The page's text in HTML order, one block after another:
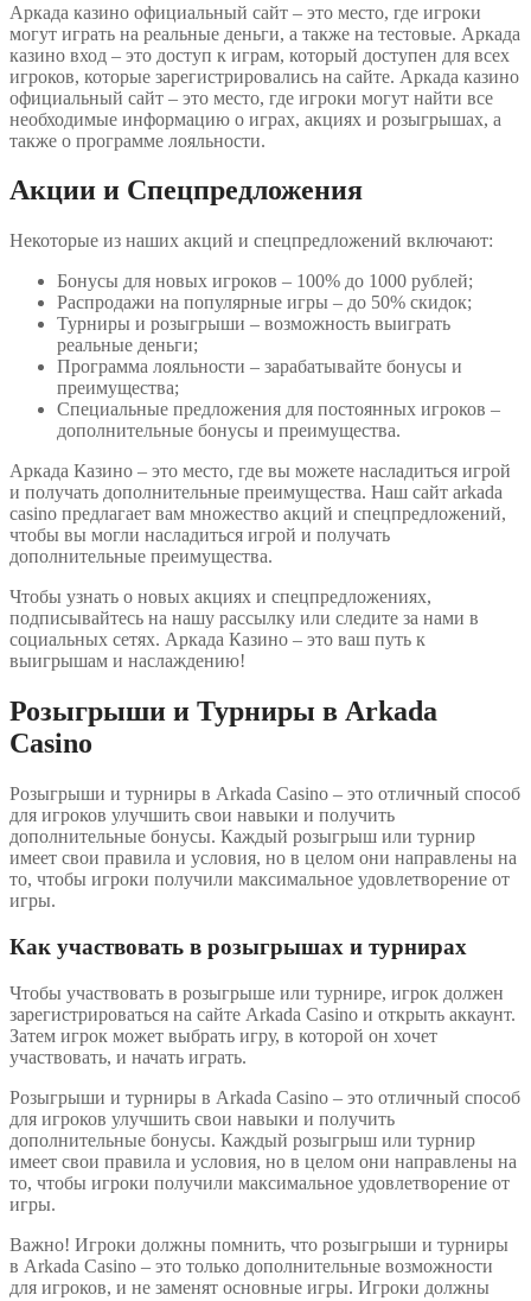
Аркада казино официальный сайт – это место, где игроки
могут играть на реальные деньги, а также на тестовые. Аркада
казино вход – это доступ к играм, который доступен для всех
игроков, которые зарегистрировались на сайте. Аркада казино
официальный сайт – это место, где игроки могут найти все
необходимые информацию о играх, акциях и розыгрышах, а
также о программе лояльности.
Акции и Спецпредложения
Некоторые из наших акций и спецпредложений включают:
Бонусы для новых игроков – 100% до 1000 рублей;
Распродажи на популярные игры – до 50% скидок;
Турниры и розыгрыши – возможность выиграть
реальные деньги;
Программа лояльности – зарабатывайте бонусы и
преимущества;
Специальные предложения для постоянных игроков –
дополнительные бонусы и преимущества.
Аркада Казино – это место, где вы можете насладиться игрой
и получать дополнительные преимущества. Наш сайт arkada
casino предлагает вам множество акций и спецпредложений,
чтобы вы могли насладиться игрой и получать
дополнительные преимущества.
Чтобы узнать о новых акциях и спецпредложениях,
подписывайтесь на нашу рассылку или следите за нами в
социальных сетях. Аркада Казино – это ваш путь к
выигрышам и наслаждению!
Розыгрыши и Турниры в Arkada
Casino
Розыгрыши и турниры в Arkada Casino – это отличный способ
для игроков улучшить свои навыки и получить
дополнительные бонусы. Каждый розыгрыш или турнир
имеет свои правила и условия, но в целом они направлены на
то, чтобы игроки получили максимальное удовлетворение от
игры.
Как участвовать в розыгрышах и турнирах
Чтобы участвовать в розыгрыше или турнире, игрок должен
зарегистрироваться на сайте Arkada Casino и открыть аккаунт.
Затем игрок может выбрать игру, в которой он хочет
участвовать, и начать играть.
Розыгрыши и турниры в Arkada Casino – это отличный способ
для игроков улучшить свои навыки и получить
дополнительные бонусы. Каждый розыгрыш или турнир
имеет свои правила и условия, но в целом они направлены на
то, чтобы игроки получили максимальное удовлетворение от
игры.
Важно! Игроки должны помнить, что розыгрыши и турниры
в Arkada Casino – это только дополнительные возможности
для игроков, и не заменят основные игры. Игроки должны